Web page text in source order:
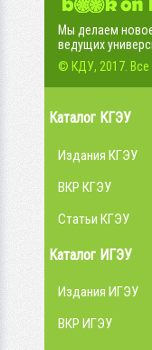
Мы делаем
ведущих
© КДУ, 2017.
Каталог КГЭУ
Издания КГЭУ
ВКР КГЭУ
Статьи КГЭУ
Каталог ИГЭУ
Издания ИГЭУ
ВКР ИГЭУ